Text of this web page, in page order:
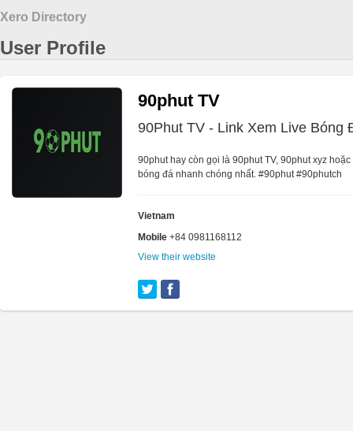
Xero Directory
User Profile
90phut TV
90Phut TV - Link Xem Live Bóng
90phut hay còn gọi là 90phut TV, 90phut xyz
bóng đá nhanh chóng nhất. #90phut #90phutch
Vietnam
Mobile +84 0981168112
View their website